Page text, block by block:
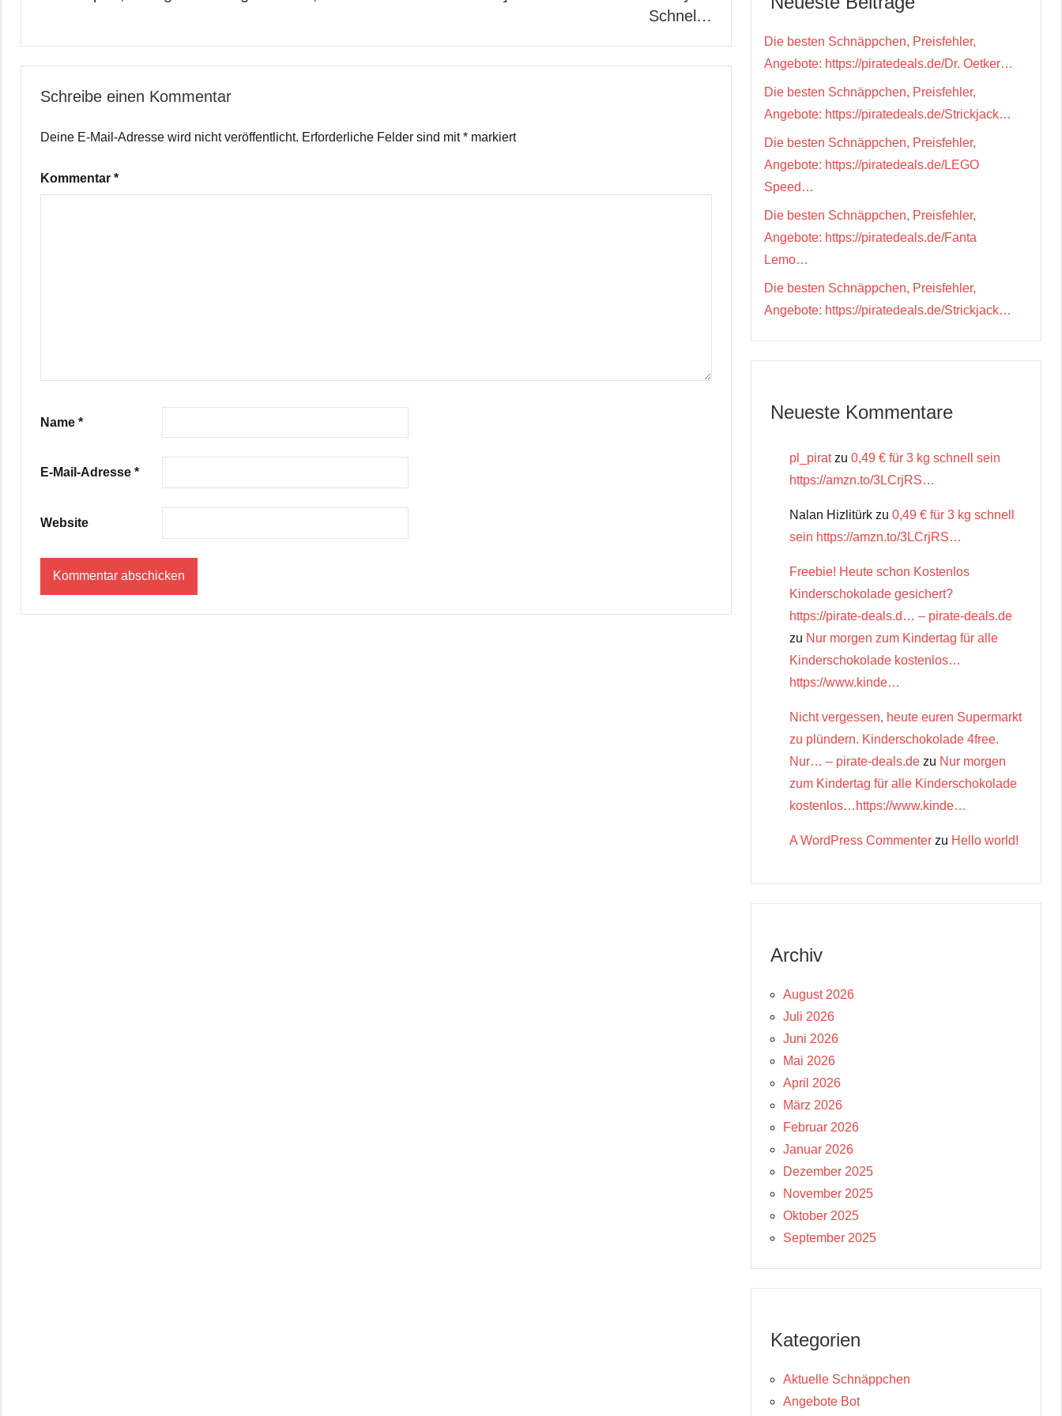
Schnel…
Schreibe einen Kommentar
Deine E-Mail-Adresse wird nicht veröffentlicht. Erforderliche Felder sind mit* markiert
Kommentar *
Name *
E-Mail-Adresse *
Website
Die besten Schnäppchen, Preisfehler,
Angebote: https://piratedeals.de/Dr. Oetker…
Die besten Schnäppchen, Preisfehler,
Angebote: https://piratedeals.de/Strickjack…
Die besten Schnäppchen, Preisfehler,
Angebote: https://piratedeals.de/LEGO
Speed…
Die besten Schnäppchen, Preisfehler,
Angebote: https://piratedeals.de/Fanta
Lemo…
Die besten Schnäppchen, Preisfehler,
Angebote: https://piratedeals.de/Strickjack…
Neueste Kommentare
pl_piratzu 0,49 € für 3 kg schnell sein
https://amzn.to/3LCrjRS…
Nalan Hizlitürk zu 0,49 € für 3 kg schnell
sein https://amzn.to/3LCrjRS…
Freebie! Heute schon Kostenlos
Kinderschokolade gesichert?
https://pirate-deals.d… – pirate-deals.de
zu Nur morgen zum Kindertag für alle
Kinderschokolade kostenlos…
https://www.kinde…
Nicht vergessen, heute euren Supermarkt
zu plündern. Kinderschokolade 4free.
Nur… – pirate-deals.de zu Nur morgen
zum Kindertag für alle Kinderschokolade
kostenlos…https://www.kinde…
A WordPress Commenter zu Hello world!
Archiv
August 2026
Juli 2026
Juni 2026
Mai 2026
April 2026
März 2026
Februar 2026
Januar 2026
Dezember 2025
November 2025
Oktober 2025
September 2025
Kategorien
Aktuelle Schnäppchen
Angebote Bot